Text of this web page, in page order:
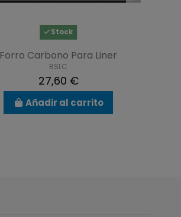
Stock
Forro Carbono Para Liner
BSLC
27,60 €
Añadir al carrito